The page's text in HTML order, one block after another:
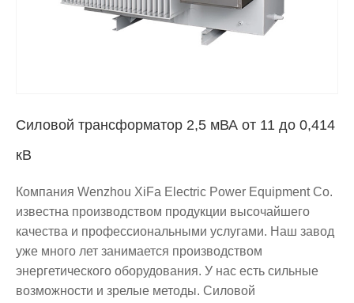
Силовой трансформатор 2,5 мВА от 11 до 0,414
кВ
Компания Wenzhou XiFa Electric Power Equipment Co.
известна производством продукции высочайшего
качества и профессиональными услугами. Наш завод
уже много лет занимается производством
энергетического оборудования. У нас есть сильные
возможности и зрелые методы. Силовой